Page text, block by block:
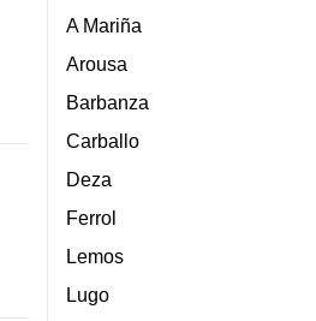
A Mariña
Arousa
Barbanza
Carballo
Deza
Ferrol
Lemos
Lugo